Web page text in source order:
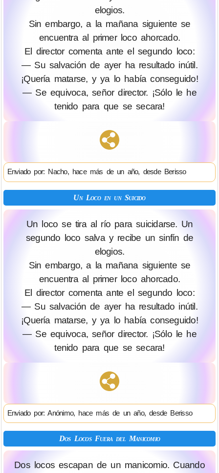
elogios.
Sin embargo, a la mañana siguiente se
encuentra al primer loco ahorcado.
El director comenta ante el segundo loco:
— Su salvación de ayer ha resultado inútil.
¡Quería matarse, y ya lo había conseguido!
— Se equivoca, señor director. ¡Sólo le he
tenido para que se secara!
Enviado por: Nacho, hace más de un año, desde Berisso
Un Loco en un Suicido
Un loco se tira al río para suicidarse. Un
segundo loco salva y recibe un sinfín de
elogios.
Sin embargo, a la mañana siguiente se
encuentra al primer loco ahorcado.
El director comenta ante el segundo loco:
— Su salvación de ayer ha resultado inútil.
¡Quería matarse, y ya lo había conseguido!
— Se equivoca, señor director. ¡Sólo le he
tenido para que se secara!
Enviado por: Anónimo, hace más de un año, desde Berisso
Dos Locos Fuera del Manicomio
Dos locos escapan de un manicomio. Cuando